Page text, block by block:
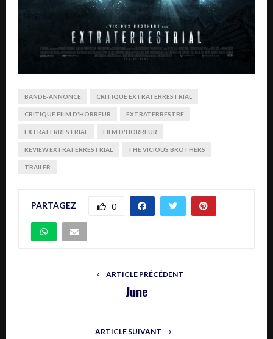
BANDE-ANNONCE CRITIQUE EXTRATERRESTRIAL
CRITIQUE FILM D'HORREUR EXTRATERRESTRE
EXTRATERRESTRIAL FILM D'HORREUR
REVIEW EXTRATERRESTRIAL THE VICIOUS BROTHERS
TRAILER
PARTAGEZ 0
ARTICLE PRÉCÉDENT
June
ARTICLE SUIVANT